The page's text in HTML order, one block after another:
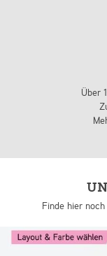
Über
Finde hier